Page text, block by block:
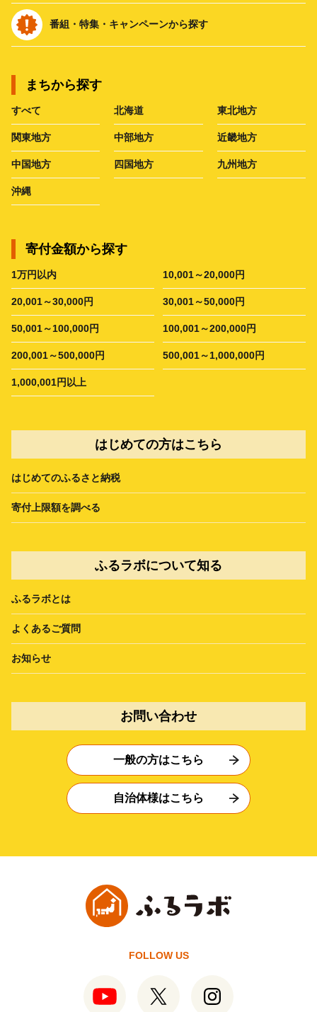
番組・特集・キャンペーンから探す
まちから探す
すべて 北海道 東北地方
関東地方 中部地方 近畿地方
中国地方 四国地方 九州地方
沖縄
寄付金額から探す
1万円以内 10,001～20,000円
20,001～30,000円 30,001～50,000円
50,001～100,000円 100,001～200,000円
200,001～500,000円 500,001～1,000,000円
1,000,001円以上
はじめての方はこちら
はじめてのふるさと納税
寄付上限額を調べる
ふるラボについて知る
ふるラボとは
よくあるご質問
お知らせ
お問い合わせ
一般の方はこちら
自治体様はこちら
FOLLOW US